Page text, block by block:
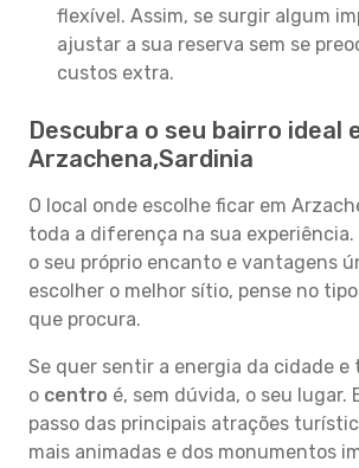
flexível. Assim, se surgir algum
ajustar a sua reserva sem se
custos extra.
Descubra o seu bairro ideal
Arzachena,Sardinia
O local onde escolhe ficar em
toda a diferença na sua experiência.
o seu próprio encanto e vantagens
escolher o melhor sítio, pense no
que procura.
Se quer sentir a energia da cidade e
o centro é, sem dúvida, o seu lugar.
passo das principais atrações
mais animadas e dos monumentos